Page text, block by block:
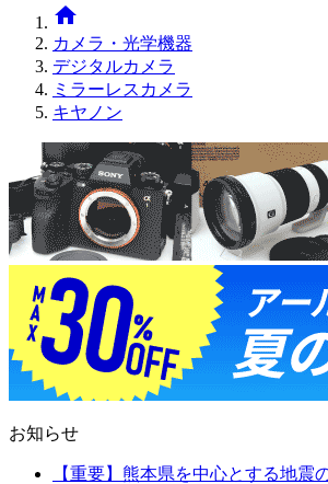
home
カメラ・光学機器
デジタルカメラ
ミラーレスカメラ
キヤノン
お知らせ
【重要】熊本県を中心とする地震